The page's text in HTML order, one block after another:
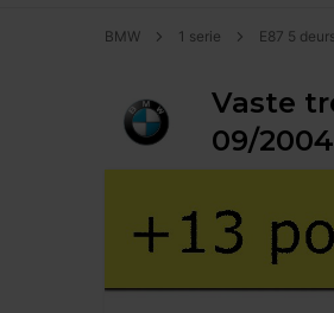
BMW 1 serie E87 5
Vaste
09/2004